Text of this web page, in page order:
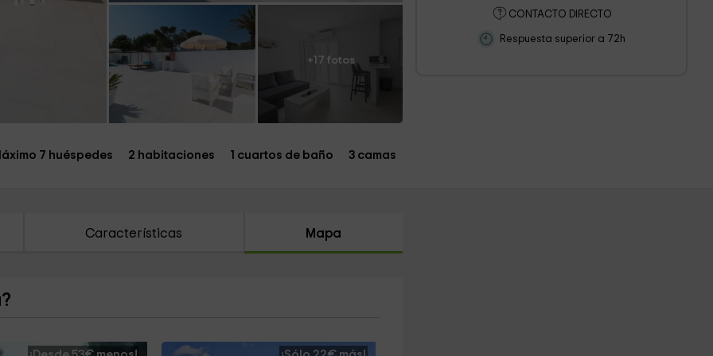
+17 fotos
CONTACTO DIRECTO
Respuesta superior a 72h
7 huéspedes 2 habitaciones 1 cuartos de baño 3 camas
Características Mapa